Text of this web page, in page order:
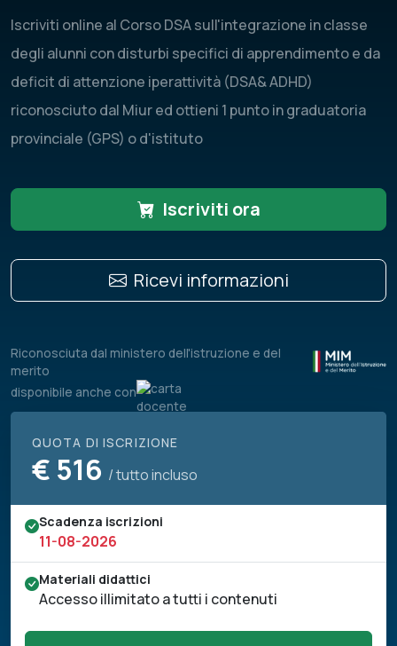
Iscriviti online al Corso DSA sull'integrazione in classe
degli alunni con disturbi specifici di apprendimento e da
deficit di attenzione iperattività (DSA& ADHD)
riconosciuto dal Miur ed ottieni 1 punto in graduatoria
provinciale (GPS) o d'istituto
Iscriviti ora
Ricevi informazioni
Riconosciuta dal ministero dell'istruzione e del
merito
disponibile anche con
QUOTA DI ISCRIZIONE
€ 516 / tutto incluso
Scadenza iscrizioni
11-08-2026
Materiali didattici
Accesso illimitato a tutti i contenuti